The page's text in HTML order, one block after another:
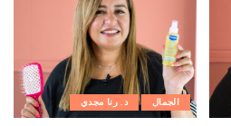
الجمال د. رنا مجدي